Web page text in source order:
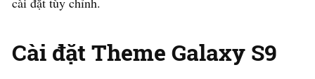
Cài đặt Theme Galaxy S9